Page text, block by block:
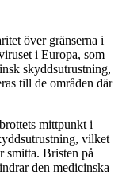
över gränserna i
i Europa, som
skyddsutrustning,
till de områden där
mittpunkt i
vilket
smitta. Bristen på
den medicinska